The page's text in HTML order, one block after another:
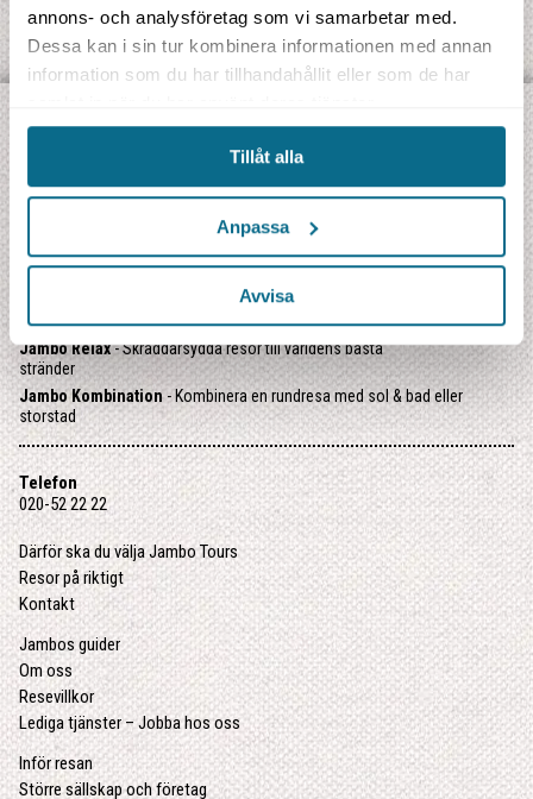
annons- och analysföretag som vi samarbetar med.
Dessa kan i sin tur kombinera informationen med annan
information som du har tillhandahållit eller som de har
Tillåt alla
Anpassa
Avvisa
UPPTÄCK VÅRA OLIKA TYPER AV RESOR:
Jambo Safari- Safariresor på riktigt
- Äventyrsresor i internationell grupp
Jambo Kryssning- Utvalda kryssningar i litet format
- Färdiga resepaket med utvalda favoriter
Jambo Junior- Familjeresor med riktiga äventyr
Jambo Relax- Skräddarsydda resor till världens bästa
stränder
Jambo Kombination - Kombinera en rundresa med sol & bad eller
storstad
Telefon
020-52 22 22
Därför ska du välja Jambo Tours
Resor på riktigt
Kontakt
Jambos guider
Om oss
Resevillkor
Lediga tjänster – Jobba hos oss
Inför resan
Större sällskap och företag